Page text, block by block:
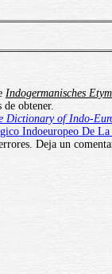
Indogermanisches
obtener.
Dictionary of Indo-
Indoeuropeo De La
Deja un